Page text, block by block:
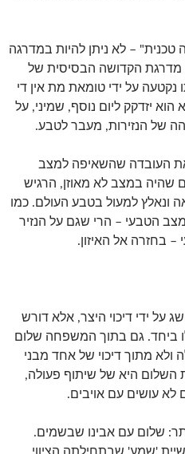
טכנית" – לא ניתן להיות במדרגה
מדרגת הקדושה הבסיסית של
על ידי טומאת מת אין די
יזדקק ליום נוסף, שמיני, על
של הנזירות, מעבר לטבע.
העובדה שהשאיפה למצב
שהיה במצב לא מאוזן, הרגיש
ונאלץ למעול בטבע העולם. כמו
הטבעי – הרי שגם על הנזיר
בחזרה אל האיזון.
על ידי דיכוי היצר, אלא דורש
ביחד. גם בתוך המשפחה שלום
ולא מתוך דיכוי של אחד מבני
השלום היא של שיתוף פעולה,
לא עושים עם אויבים.
שלום עם אבינו שבשמים.